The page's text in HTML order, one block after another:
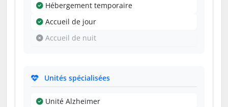
Hébergement temporaire
Accueil de jour
Accueil de nuit
Unités spécialisées
Unité Alzheimer